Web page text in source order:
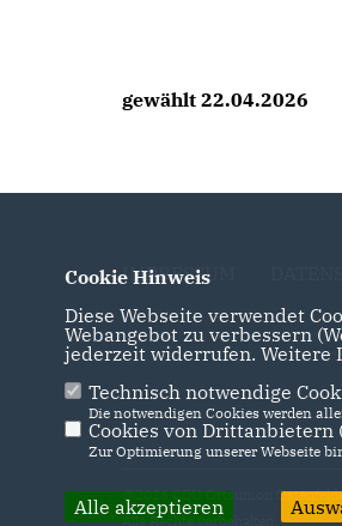
gewählt 22.04.2026
IMPRESSUM
@2026 CDU Ortsunion
Alle Rechte vorbehalten.
Cookie Hinweis
Diese Webseite verwendet
Webangebot zu verbessern
jederzeit widerrufen. Weitere
Technisch notwendige
Die notwendigen Cookies werden
Cookies von Drittanbietern
Zur Optimierung unserer Webseite
Alle akzeptieren